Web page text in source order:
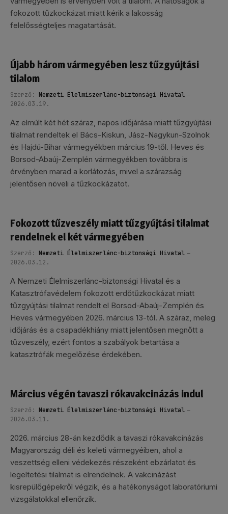
fokozott tűzkockázat miatt kérik a lakosság
felelősségteljes magatartását.
Újabb három vármegyében lesz tűzgyújtási
tilalom
Szerző: Nemzeti Élelmiszerlánc-biztonsági Hivatal
2026.03.19.
Az elmúlt két hét száraz, napos időjárása miatt tűzgyújtási
tilalmat rendeltek el Bács-Kiskun, Jász-Nagykun-Szolnok
és Hajdú-Bihar vármegyékben március 19-től. Heves és
Borsod-Abaúj-Zemplén vármegyékben továbbra is
érvényben marad a korlátozás, mivel a szárazság
jelentősen növeli a tűzkockázatot.
Fokozott tűzveszély miatt tűzgyújtási tilalmat
rendelnek el két vármegyében
Szerző: Nemzeti Élelmiszerlánc-biztonsági Hivatal
2026.03.12.
A Nemzeti Élelmiszerlánc-biztonsági Hivatal és a
Katasztrófavédelem fokozott erdőtűzkockázat miatt
tűzgyújtási tilalmat rendelt el Borsod-Abaúj-Zemplén és
Heves vármegyében 2026. március 13-tól. A száraz, meleg
időjárás és a csapadékhiány miatt jelentősen megnőtt a
tűzveszély, ezért fontos a szabályok betartása a
katasztrófák megelőzése érdekében.
Március végén tavaszi rókavakcinázás indul
Szerző: Nemzeti Élelmiszerlánc-biztonsági Hivatal
2026.03.11.
2026. március 28-án kezdődik a tavaszi rókavakcinázás
Magyarország déli és keleti vármegyéiben, ahol a
veszettség elleni védekezés részeként ebzárlatot és
legeltetési tilalmat is elrendelnek. A vakcinázást
kisrepülőgépekről végzik, és a hatékonyságot laboratóriumi
vizsgálatokkal ellenőrzik.